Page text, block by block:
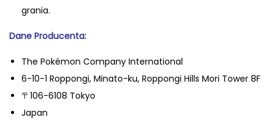
grania.
Dane Producenta:
The Pokémon Company International
6-10-1 Roppongi, Minato-ku, Roppongi Hills Mori Tower 8F
〒106-6108 Tokyo
Japan